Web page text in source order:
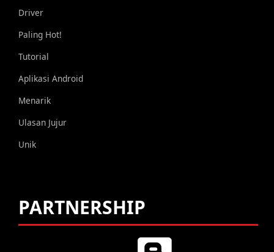
Driver
Paling Hot!
Tutorial
Aplikasi Android
Menarik
Ulasan Jujur
Unik
PARTNERSHIP